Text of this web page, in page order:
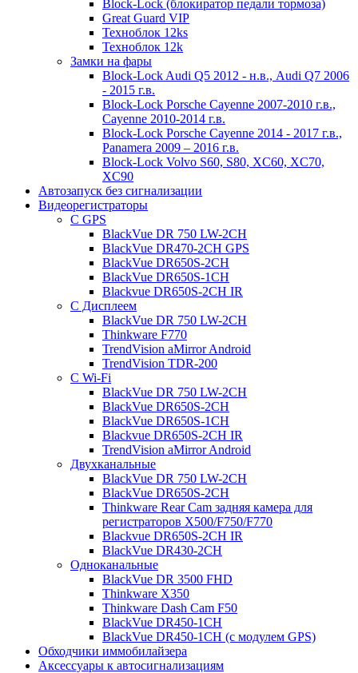
Block-Lock (блокиратор педали тормоза)
Great Guard VIP
Техноблок 12ks
Техноблок 12k
Замки на фары
Block-Lock Audi Q5 2012 - н.в., Audi Q7 2006
- 2015 г.в.
Block-Lock Porsche Cayenne 2007-2010 г.в.,
Cayenne 2010-2014 г.в.
Block-Lock Porsche Cayenne 2014 - 2017 г.в.,
Panamera 2009 – 2016 г.в.
Block-Lock Volvo S60, S80, XC60, XC70,
XC90
Автозапуск без сигнализации
Видеорегистраторы
С GPS
BlackVue DR 750 LW-2CH
BlackVue DR470-2CH GPS
BlackVue DR650S-2CH
BlackVue DR650S-1CH
Blackvue DR650S-2CH IR
С Дисплеем
BlackVue DR 750 LW-2CH
Thinkware F770
TrendVision aMirror Android
TrendVision TDR-200
С Wi-Fi
BlackVue DR 750 LW-2CH
BlackVue DR650S-2CH
BlackVue DR650S-1CH
Blackvue DR650S-2CH IR
TrendVision aMirror Android
Двухканальные
BlackVue DR 750 LW-2CH
BlackVue DR650S-2CH
Thinkware Rear Cam задняя камера для
регистраторов X500/F750/F770
Blackvue DR650S-2CH IR
BlackVue DR430-2CH
Одноканальные
BlackVue DR 3500 FHD
Thinkware X350
Thinkware Dash Cam F50
BlackVue DR450-1CH
BlackVue DR450-1CH (с модулем GPS)
Обходчики иммобилайзера
Аксессуары к автосигнализациям